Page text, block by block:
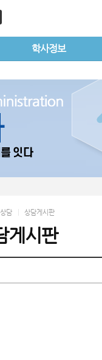
학사정보
담 상담게시판
게시판